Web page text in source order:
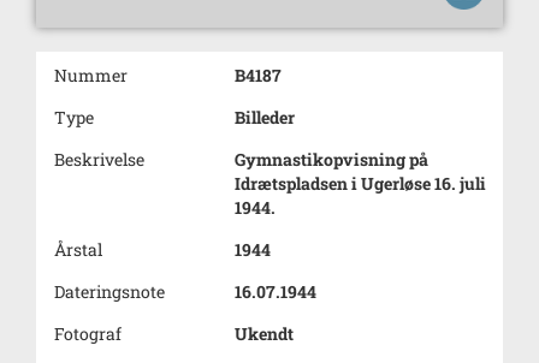
Nummer
B4187
Type
Billeder
Beskrivelse
Gymnastikopvisning på
Idrætspladsen i Ugerløse 16. juli
1944.
Årstal
1944
Dateringsnote
16.07.1944
Fotograf
Ukendt